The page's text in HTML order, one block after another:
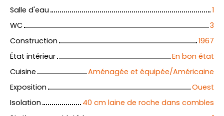
Salle d'eau
1
WC
3
Construction
1967
État intérieur
En bon état
Cuisine
Aménagée et équipée/Américaine
Exposition
Ouest
Isolation
40 cm laine de roche dans combles